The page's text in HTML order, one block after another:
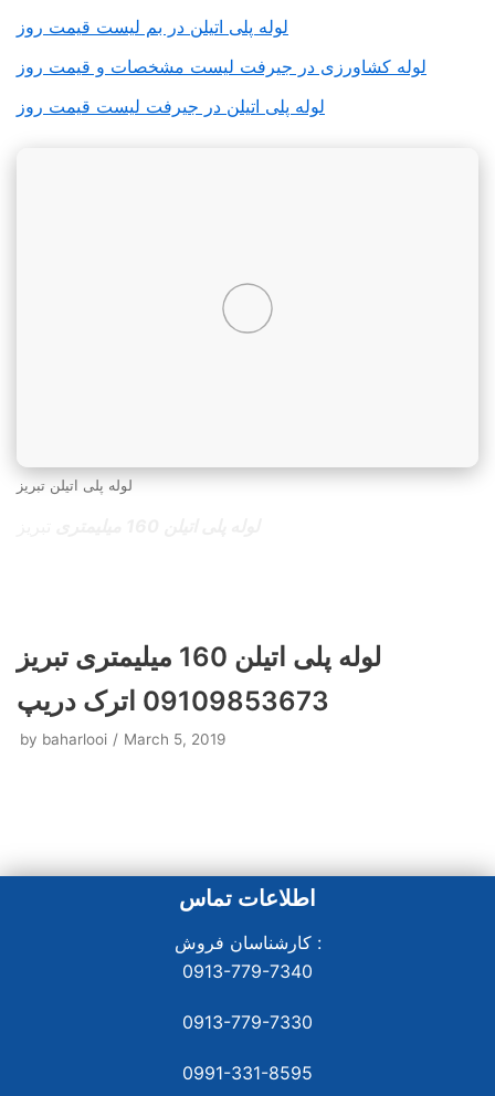
لوله پلی اتیلن در بم لیست قیمت روز
لوله کشاورزی در جیرفت لیست مشخصات و قیمت روز
لوله پلی اتیلن در جیرفت لیست قیمت روز
لوله پلی اتیلن تبریز
لوله پلی اتیلن 160 میلیمتری تبریز
09109853673 اترک دریپ
by baharlooi March 5, 2019
اطلاعات تماس
کارشناسان فروش :
0913-779-7340
0913-779-7330
0991-331-8595